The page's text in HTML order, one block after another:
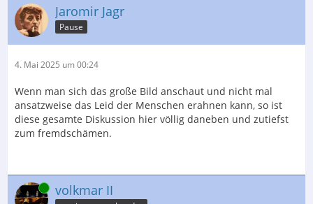
Jaromir Jagr
Pause
4. Mai 2025 um 00:24
Wenn man sich das große Bild anschaut und nicht mal
ansatzweise das Leid der Menschen erahnen kann, so ist
diese gesamte Diskussion hier völlig daneben und zutiefst
zum fremdschämen.
Online volkmar II